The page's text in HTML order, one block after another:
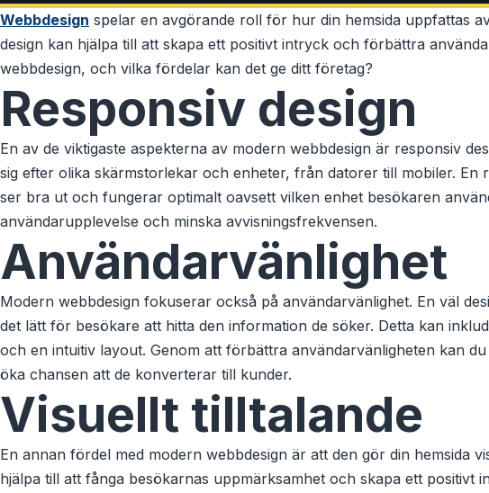
Webbdesign spelar en avgörande roll för hur din hemsida uppfattas
design kan hjälpa till att skapa ett positivt intryck och förbättra
webbdesign, och vilka fördelar kan det ge ditt företag?
Responsiv design
En av de viktigaste aspekterna av modern webbdesign är responsiv
sig efter olika skärmstorlekar och enheter, från datorer till mobiler. En
ser bra ut och fungerar optimalt oavsett vilken enhet besökaren
användarupplevelse och minska avvisningsfrekvensen.
Användarvänlighet
Modern webbdesign fokuserar också på användarvänlighet. En väl
det lätt för besökare att hitta den information de söker. Detta kan
och en intuitiv layout. Genom att förbättra användarvänligheten kan
öka chansen att de konverterar till kunder.
Visuellt tilltalande
En annan fördel med modern webbdesign är att den gör din hemsida
hjälpa till att fånga besökarnas uppmärksamhet och skapa ett positivt